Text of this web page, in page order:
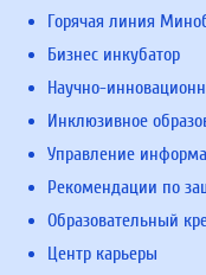
Горячая линия
Бизнес инкубатор
Научно-
Инклюзивное
Управление
Рекомендации по
Образовательный
Центр карьеры